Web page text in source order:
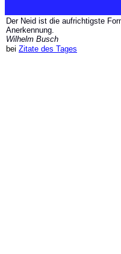
Der Neid ist die aufrichtigste
Anerkennung.
Wilhelm Busch
bei Zitate des Tages